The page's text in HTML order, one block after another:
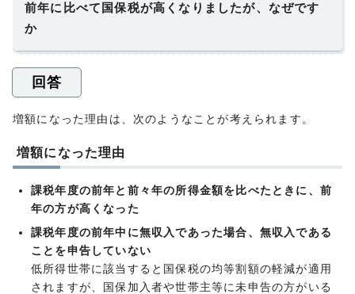
前年に比べて国保税が高くなりましたが、なぜです
か
回答
増額になった理由は、次のようなことが考えられます。
増額になった理由
課税年度の前年と前々年の所得金額を比べたときに、前
年の方が高くなった
課税年度の前年中に無収入であった場合、無収入である
ことを申告していない
低所得世帯に該当すると国保税の均等割額の軽減が適用
されますが、国保加入者や世帯主等に未申告の方がいる